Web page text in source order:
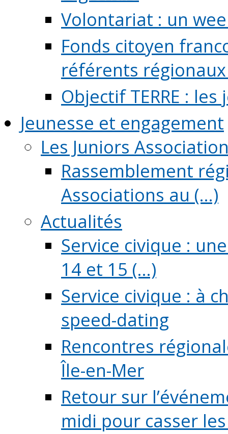
Volontariat : un
Fonds citoyen
référents régionaux
Objectif TERRE :
Jeunesse et engagement
Les Juniors
Rassemblement
Associations au (...)
Actualités
Service civique :
14 et 15 (...)
Service civique : à
speed-dating
Rencontres
Île-en-Mer
Retour sur
midi pour casser les